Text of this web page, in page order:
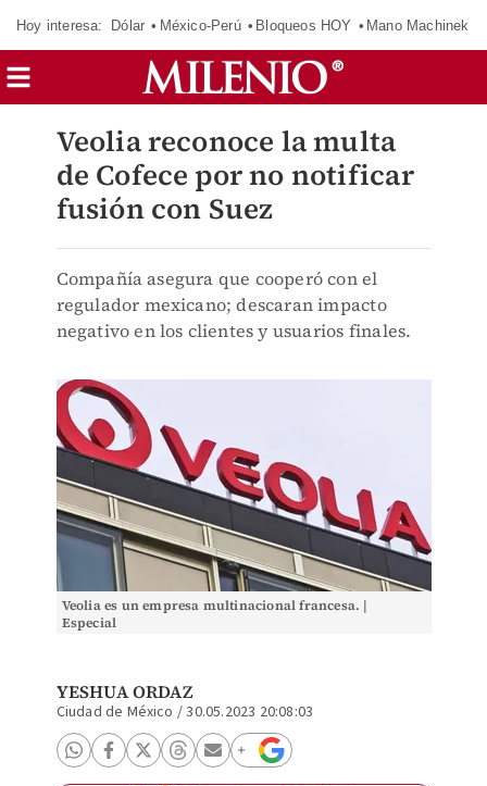
Hoy interesa: Dólar México-Perú Bloqueos HOY Mano Machinek
Veolia reconoce la multa
de Cofece por no notificar
fusión con Suez
Compañía asegura que cooperó con el
regulador mexicano; descaran impacto
negativo en los clientes y usuarios finales.
Veolia es un empresa multinacional francesa. |
Especial
YESHUA ORDAZ
Ciudad de México /30.05.2023 20:08:03